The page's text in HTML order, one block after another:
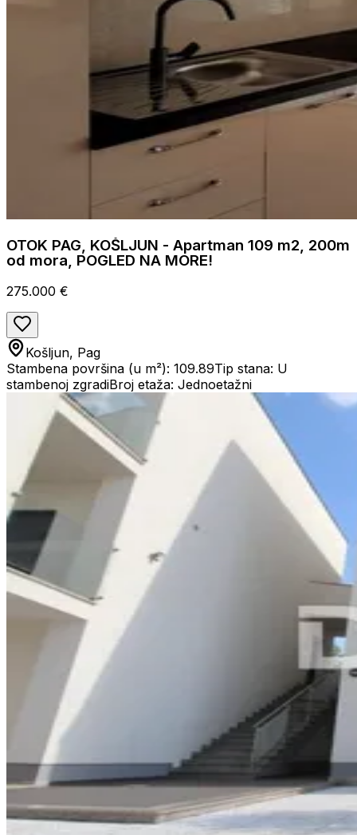
OTOK PAG, KOŠLJUN - Apartman 109 m2, 200m
od mora, POGLED NA MORE!
275.000 €
Košljun, Pag
Stambena površina (u m²): 109.89Tip stana: U
stambenoj zgradiBroj etaža: Jednoetažni